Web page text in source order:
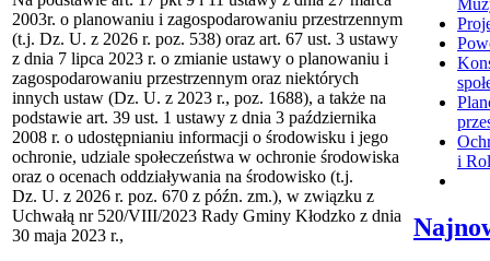
2003r. o planowaniu i zagospodarowaniu przestrzennym
(t.j. Dz. U. z 2026 r. poz. 538) oraz art. 67 ust. 3 ustawy
z dnia 7 lipca 2023 r. o zmianie ustawy o planowaniu i
zagospodarowaniu przestrzennym oraz niektórych
innych ustaw (Dz. U. z 2023 r., poz. 1688), a także na
podstawie art. 39 ust. 1 ustawy z dnia 3 października
2008 r. o udostępnianiu informacji o środowisku i jego
ochronie, udziale społeczeństwa w ochronie środowiska
oraz o ocenach oddziaływania na środowisko (t.j.
Dz. U. z 2026 r. poz. 670 z późn. zm.), w związku z
Uchwałą nr 520/VIII/2023 Rady Gminy Kłodzko z dnia
30 maja 2023 r.,
i